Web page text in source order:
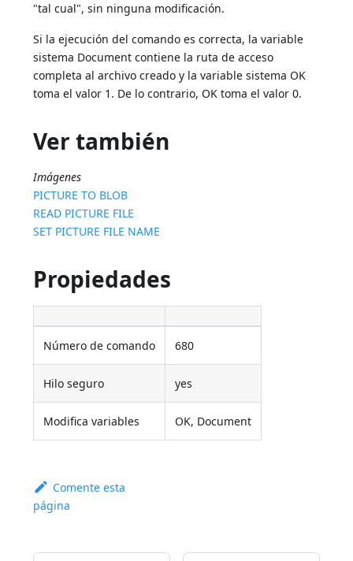
"tal cual", sin ninguna modificación.
Si la ejecución del comando es correcta, la variable
sistema Document contiene la ruta de acceso
completa al archivo creado y la variable sistema OK
toma el valor 1. De lo contrario, OK toma el valor 0.
Ver también
Imágenes
PICTURE TO BLOB
READ PICTURE FILE
SET PICTURE FILE NAME
Propiedades
Número de comando 680
Hilo seguro yes
Modifica variables OK, Document
Comente esta
página